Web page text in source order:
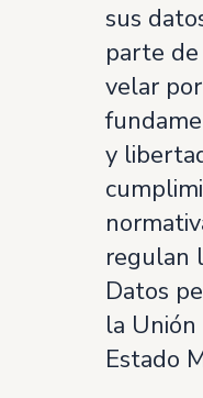
sus
parte
velar
y
regulan
Datos
la
Estado